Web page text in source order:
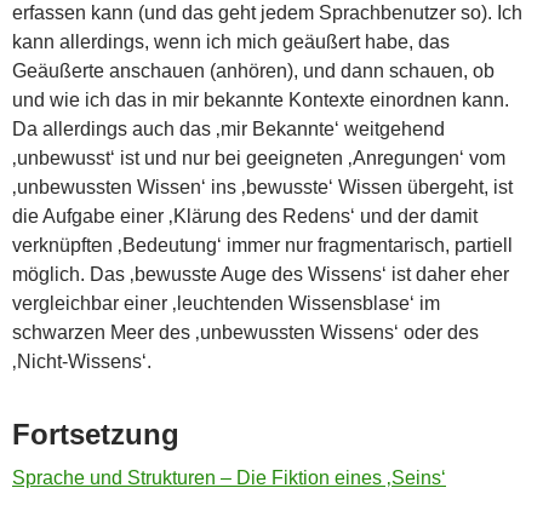
erfassen kann (und das geht jedem Sprachbenutzer so). Ich
kann allerdings, wenn ich mich geäußert habe, das
Geäußerte anschauen (anhören), und dann schauen, ob
und wie ich das in mir bekannte Kontexte einordnen kann.
Da allerdings auch das ‚mir Bekannte‘ weitgehend
‚unbewusst‘ ist und nur bei geeigneten ‚Anregungen‘ vom
‚unbewussten Wissen‘ ins ‚bewusste‘ Wissen übergeht, ist
die Aufgabe einer ‚Klärung des Redens‘ und der damit
verknüpften ‚Bedeutung‘ immer nur fragmentarisch, partiell
möglich. Das ‚bewusste Auge des Wissens‘ ist daher eher
vergleichbar einer ‚leuchtenden Wissensblase‘ im
schwarzen Meer des ‚unbewussten Wissens‘ oder des
‚Nicht-Wissens‘.
Fortsetzung
Sprache und Strukturen – Die Fiktion eines ‚Seins‘